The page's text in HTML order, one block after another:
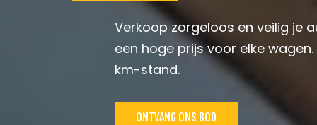
Verkoop zorgeloos en veilig je
een hoge prijs voor elke
km-stand.
ONTVANG ONS BOD